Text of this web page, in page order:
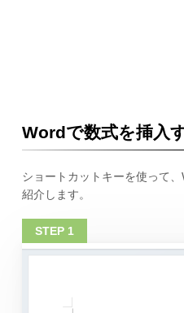
Wordで数式を挿入
ショートカットキーを使って
紹介します。